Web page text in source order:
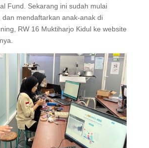
Fund. Sekarang ini sudah mulai
dan mendaftarkan anak-anak di
RW 16 Muktiharjo Kidul ke website